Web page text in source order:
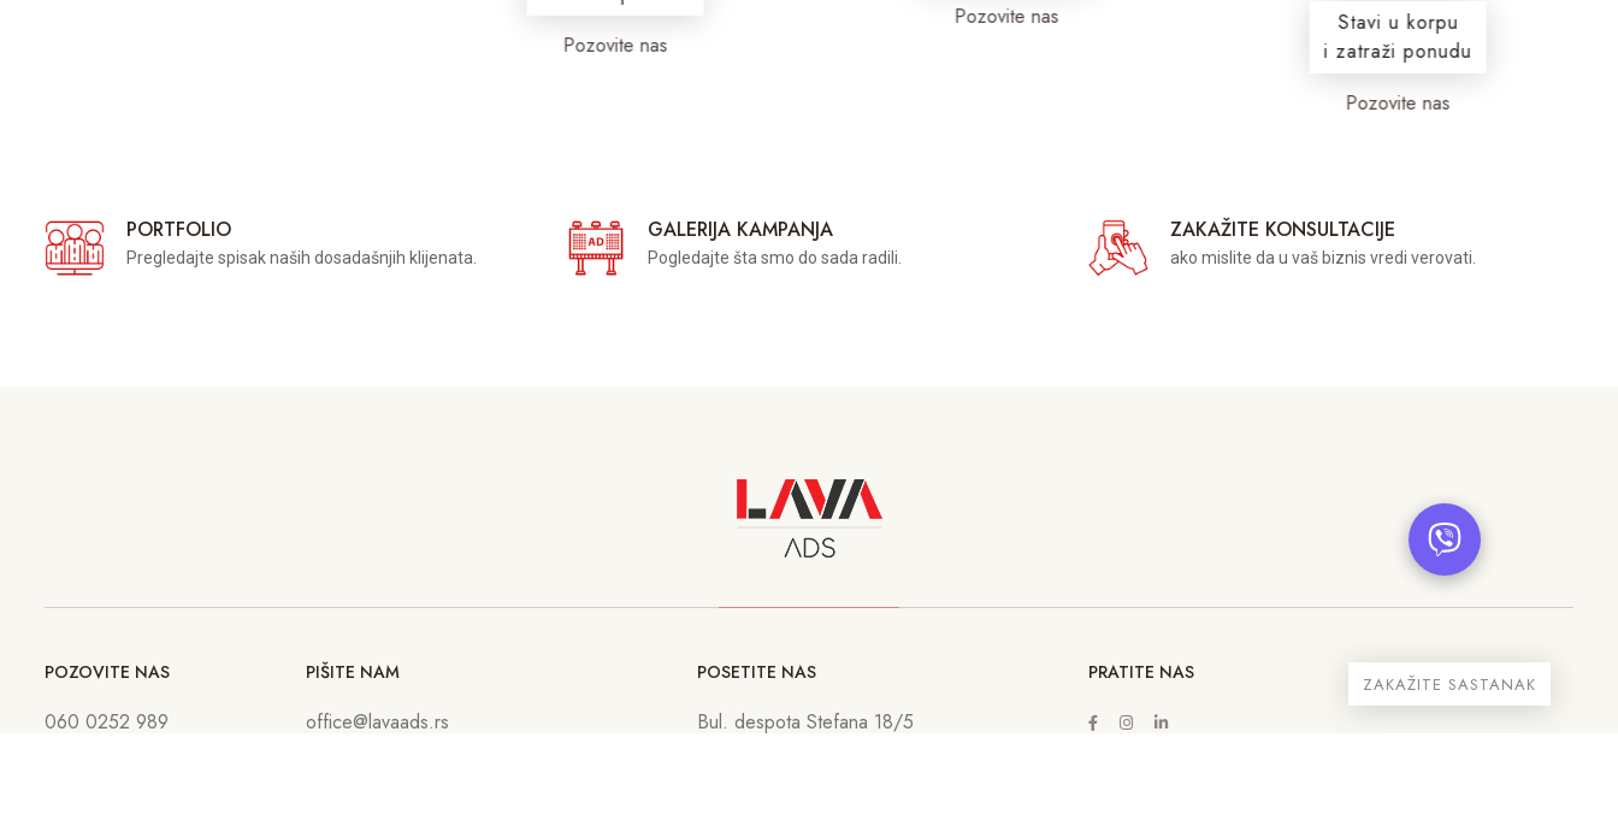
Pozovite nas
Pozovite nas
Stavi u korpu
i zatraži ponudu
Pozovite nas
PORTFOLIO
Pregledajte spisak naših dosadašnjih klijenata.
GALERIJA KAMPANJA
Pogledajte šta smo do sada radili.
ZAKAŽITE KONSULTACIJE
ako mislite da u vaš biznis vredi verovati.
POZOVITE NAS
060 0252 989
PIŠITE NAM
office@lavaads.rs
POSETITE NAS
Bul. despota Stefana 18/5
PRATITE NAS
ZAKAŽITE SASTANAK